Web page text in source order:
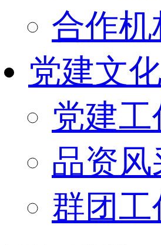
合作机
党建文化
党建工
品资风
群团工